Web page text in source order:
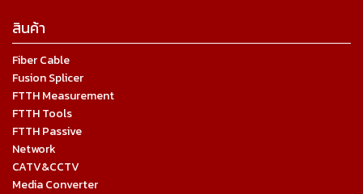
สินค้า
Fiber Cable
Fusion Splicer
FTTH Measurement
FTTH Tools
FTTH Passive
Network
CATV&CCTV
Media Converter